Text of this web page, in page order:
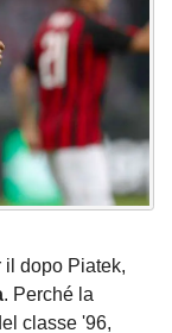
il dopo Piatek,
. Perché la
classe '96,